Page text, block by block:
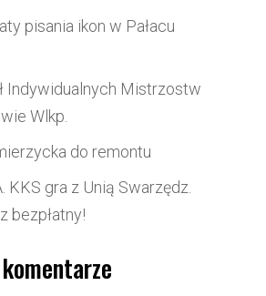
pisania ikon w Pałacu
Indywidualnych Mistrzostw
Wlkp.
do remontu
KKS gra z Unią Swarzędz.
bezpłatny!